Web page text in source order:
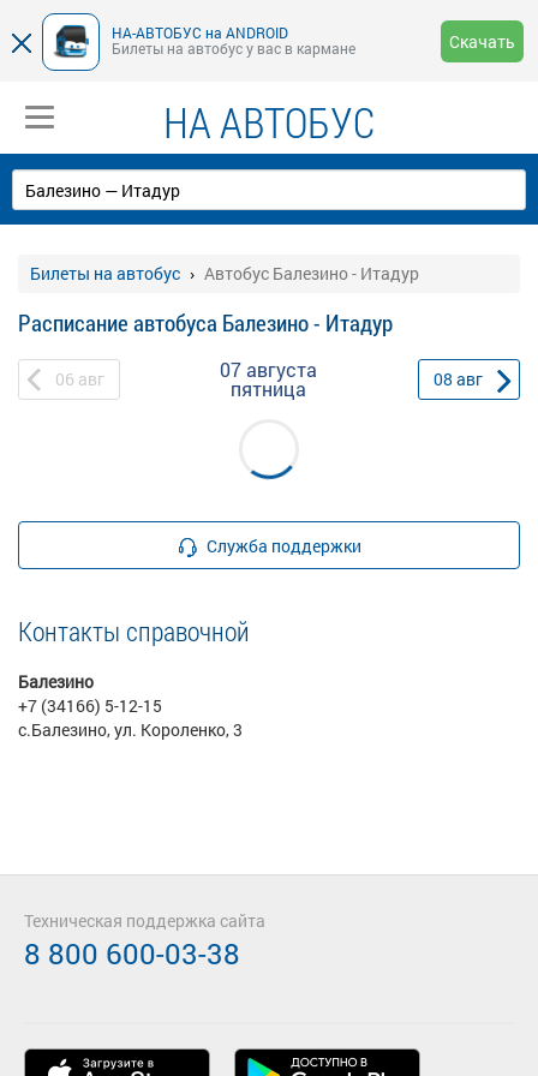
НА-АВТОБУС на ANDROID
Билеты на автобус у вас в кармане
Скачать
НА АВТОБУС
Билеты на автобус Автобус Балезино - Итадур
Расписание автобуса Балезино - Итадур
06 авг 07 августа
пятница 08 авг
Служба поддержки
Контакты справочной
Балезино
+7 (34166) 5-12-15
с.Балезино, ул. Короленко, 3
Техническая поддержка сайта
8 800 600-03-38